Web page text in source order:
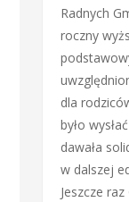
Radnych
roczny
dla
było
dawała
w dalszej
Jeszcze